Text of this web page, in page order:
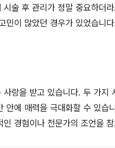
술 후 관리가 정말 중요하더
이 많았던 경우가 있었습니
랑을 받고 있습니다. 두 가지
에 매력을 극대화할 수 있습
경험이나 전문가의 조언을